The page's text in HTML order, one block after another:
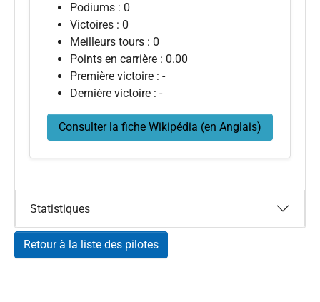
Podiums : 0
Victoires : 0
Meilleurs tours : 0
Points en carrière : 0.00
Première victoire : -
Dernière victoire : -
Consulter la fiche Wikipédia (en Anglais)
Statistiques
Retour à la liste des pilotes